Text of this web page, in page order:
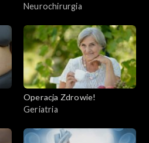
Neurochirurgia
Operacja Zdrowie!
Geriatria